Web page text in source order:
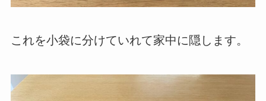
これを小袋に分けていれて家中に隠します。